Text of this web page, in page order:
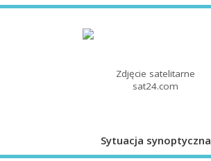
Zdjęcie satelitarne
sat24.com
Sytuacja synoptyczna